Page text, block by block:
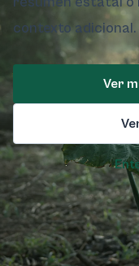
contexto adicional.
Ver